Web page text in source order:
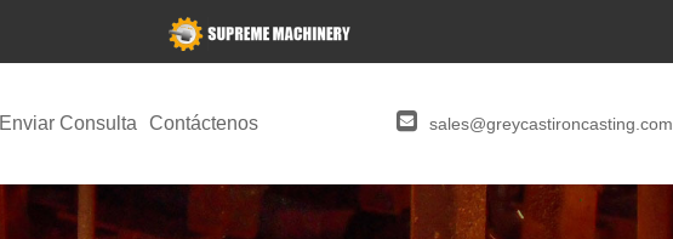
Enviar Consulta Contáctenos sales@greycastironcasting.com